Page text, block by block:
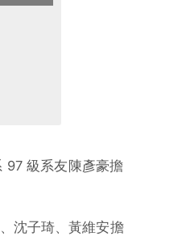
97 級系友陳彥豪擔
沈子琦、黃維安擔